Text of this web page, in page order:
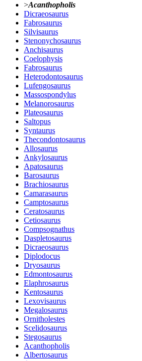
>Acanthopholis
Dicraeosaurus
Fabrosaurus
Silvisaurus
Stenonychosaurus
Anchisaurus
Coelophysis
Fabrosaurus
Heterodontosaurus
Lufengosaurus
Massospondylus
Melanorosaurus
Plateosaurus
Saltopus
Syntaurus
Thecondontosaurus
Allosaurus
Ankylosaurus
Apatosaurus
Barosaurus
Brachiosaurus
Camarasaurus
Camptosaurus
Ceratosaurus
Cetiosaurus
Compsognathus
Daspletosaurus
Dicraeosaurus
Diplodocus
Dryosaurus
Edmontosaurus
Elaphrosaurus
Kentosaurus
Lexovisaurus
Megalosaurus
Ornitholestes
Scelidosaurus
Stegosaurus
Acanthopholis
Albertosaurus